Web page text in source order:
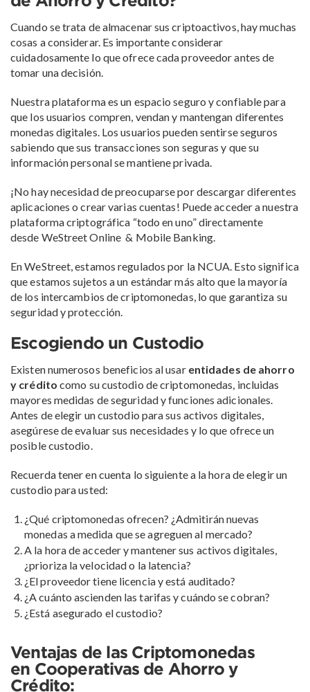
Cuando se trata de almacenar sus criptoactivos, hay muchas
cosas a considerar. Es importante considerar
cuidadosamente lo que ofrece cada proveedor antes de
tomar una decisión.
Nuestra plataforma es un espacio seguro y confiable para
que los usuarios compren, vendan y mantengan diferentes
monedas digitales. Los usuarios pueden sentirse seguros
sabiendo que sus transacciones son seguras y que su
información personal se mantiene privada.
¡No hay necesidad de preocuparse por descargar diferentes
aplicaciones o crear varias cuentas! Puede acceder a nuestra
plataforma criptográfica “todo en uno” directamente
desde WeStreet Online & Mobile Banking.
En WeStreet, estamos regulados por la NCUA. Esto significa
que estamos sujetos a un estándar más alto que la mayoría
de los intercambios de criptomonedas, lo que garantiza su
seguridad y protección.
Escogiendo un Custodio
Existen numerosos beneficios al usar entidades de ahorro
y crédito como su custodio de criptomonedas, incluidas
mayores medidas de seguridad y funciones adicionales.
Antes de elegir un custodio para sus activos digitales,
asegúrese de evaluar sus necesidades y lo que ofrece un
posible custodio.
Recuerda tener en cuenta lo siguiente a la hora de elegir un
custodio para usted:
¿Qué criptomonedas ofrecen? ¿Admitirán nuevas
monedas a medida que se agreguen al mercado?
A la hora de acceder y mantener sus activos digitales,
¿prioriza la velocidad o la latencia?
¿El proveedor tiene licencia y está auditado?
¿A cuánto ascienden las tarifas y cuándo se cobran?
¿Está asegurado el custodio?
Ventajas de las Criptomonedas
en Cooperativas de Ahorro y
Crédito: